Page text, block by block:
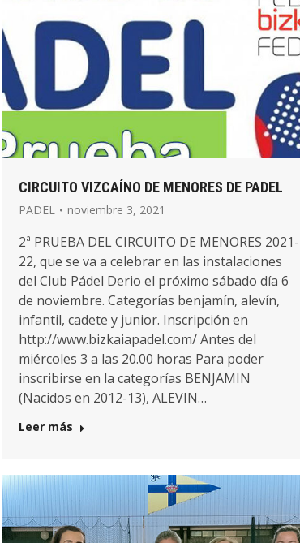
CIRCUITO VIZCAÍNO DE MENORES DE PADEL
PADEL noviembre 3, 2021
2ª PRUEBA DEL CIRCUITO DE MENORES 2021-
22, que se va a celebrar en las instalaciones
del Club Pádel Derio el próximo sábado día 6
de noviembre. Categorías benjamín, alevín,
infantil, cadete y junior. Inscripción en
http://www.bizkaiapadel.com/ Antes del
miércoles 3 a las 20.00 horas Para poder
inscribirse en la categorías BENJAMIN
(Nacidos en 2012-13), ALEVIN…
Leer más